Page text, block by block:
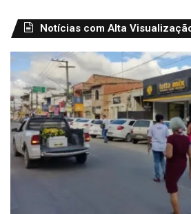
Notícias com Alta